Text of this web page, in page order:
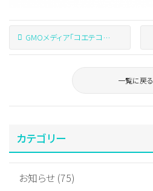
GMOメディア「コエテコドローン」よりドローンアナライザーについて取材記事が掲載されました
一覧に戻る
カテゴリー
お知らせ (75)